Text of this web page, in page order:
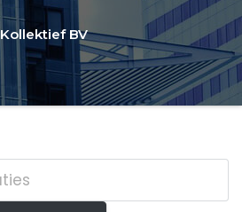
Kollektief BV